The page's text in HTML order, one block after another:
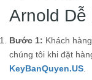
Arnold Dễ
Bước 1: Khách
chúng tôi khi đặt
KeyBanQuyen.US